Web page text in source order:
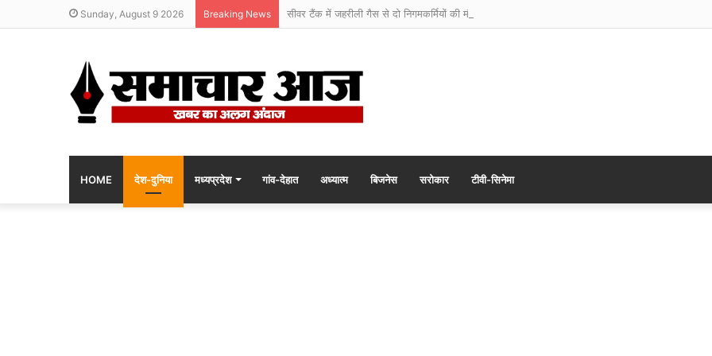
Sunday, August 9 2026 Breaking News सीवर टैंक में जहरीली गैस से दो निगमकर्मियों की मौत
HOME देश-दुनिया मध्यप्रदेश गांव-देहात अध्यात्म बिजनेस सरोकार टीवी-सिनेमा